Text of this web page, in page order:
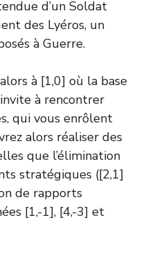
d’un Soldat
des Lyéros, un
à Guerre.
à [1,0] où la base
à rencontrer
qui vous enrôlent
alors réaliser des
que l’élimination
stratégiques ([2,1]
de rapports
[1,-1], [4,-3] et